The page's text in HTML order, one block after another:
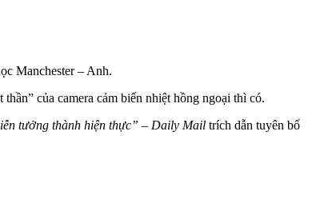
Manchester – Anh.
của camera cảm biến nhiệt hồng ngoại thì có.
tưởng thành hiện thực” – Daily Mail trích dẫn tuyên bố